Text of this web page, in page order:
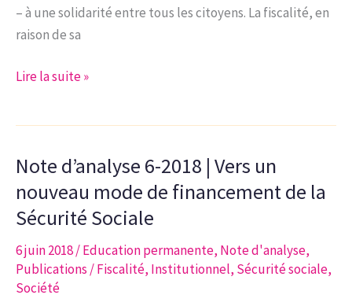
– à une solidarité entre tous les citoyens. La fiscalité, en
raison de sa
Note
|
Propositions
pour
une
réforme
de
la
Lire la suite »
Note d’analyse 6-2018 | Vers un
nouveau mode de financement de la
Sécurité Sociale
6 juin 2018/Education permanente, Note d'analyse,
Publications /Fiscalité, Institutionnel, Sécurité sociale,
Société